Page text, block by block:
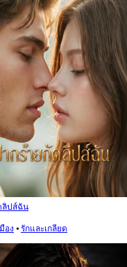
ลิปส์ฉัน
อง ⦁ รักและเกลียด